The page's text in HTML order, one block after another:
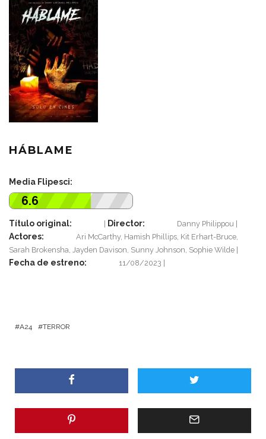
HÁBLAME
Media Flipesci:
6.6
Título original: Director: Danny Philippou
Actores:
Ari McCarthy, Hamish Phillips, Kit Erhart-Bruce,
Sarah Brokensha, Jayden Davison, Sunny Johnson, Sophie Wilde
Fecha de estreno: 11/08/2023
A24 TERROR